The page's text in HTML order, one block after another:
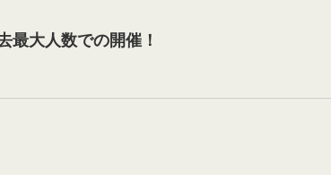
最大人数での開催！